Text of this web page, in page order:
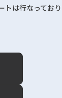
トは行なっており